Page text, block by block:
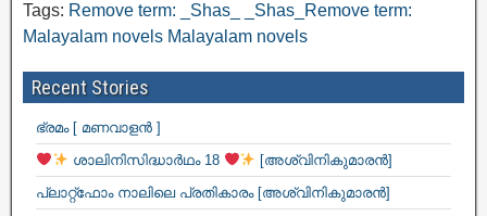
Tags: Remove term: _Shas_ _Shas_Remove term:
Malayalam novels Malayalam novels
Recent Stories
ഭ്രമം [ മണവാളൻ ]
ശാലിനിസിദ്ധാർഥം 18
[അശ്വിനികുമാരൻ]
പ്ലാറ്റ്ഫോം നാലിലെ പ്രതികാരം [അശ്വിനികുമാരൻ]